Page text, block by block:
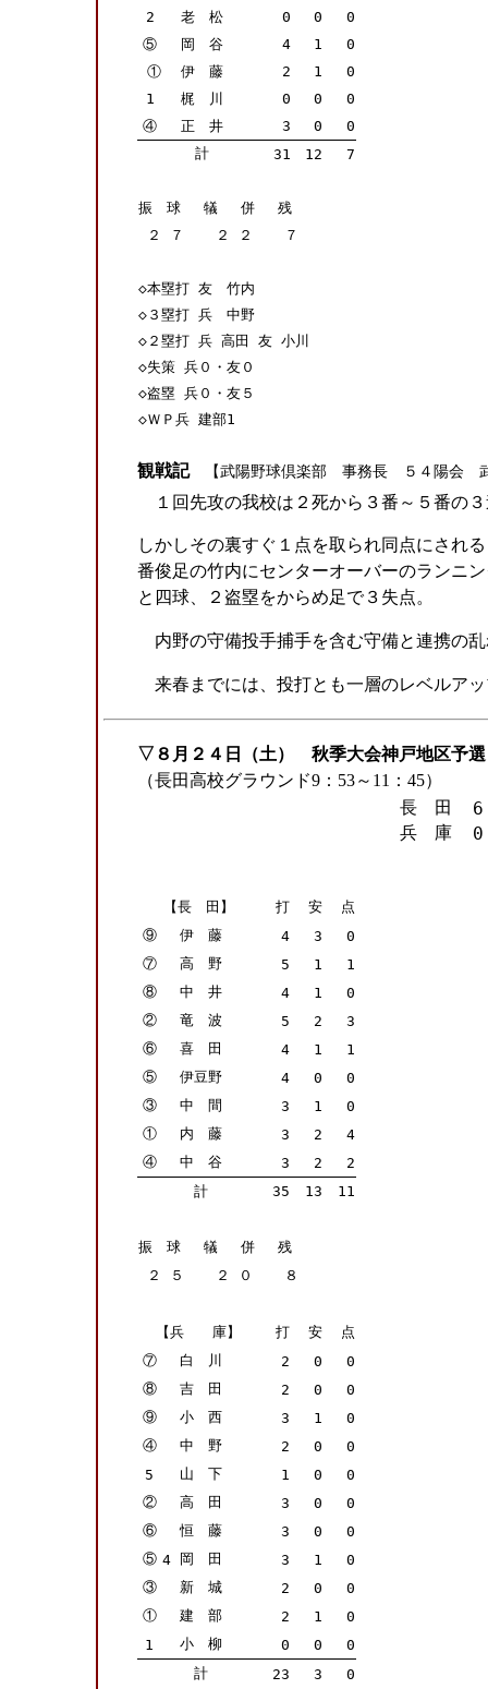
2
老 松 0 0
0
⑤
岡 谷 4 1
0
①
伊 藤 2 1
0
1
梶 川 0 0
0
④
正 井 3 0
0
計
31 12 7
振 球 犠 併 残
２
７ ２ ２ ７
◇本塁打 友 竹内
◇３塁打 兵 中野
◇２塁打 兵 高田 友 小川
◇失策 兵０・友０
◇盗塁 兵０・友５
◇ＷＰ兵 建部1
観戦記 【武陽野球倶楽部 事務長 ５４陽会
１回先攻の我校は２死から３番～５番の
しかしその裏すぐ１点を取られ同点にされ
番俊足の竹内にセンターオーバーのランニ
と四球、２盗塁をからめ足で３失点。
内野の守備投手捕手を含む守備と連携の
来春までには、投打とも一層のレベルア
▽８月２４日（土）
秋季大会神戸地区予
（長田高校グラウンド9：53～11：45）
長 田
6
兵 庫
0
【長 田】 打 安
点
⑨
伊 藤 4 3
0
⑦
高 野 5 1
1
⑧
中 井 4 1
0
②
竜 波 5 2
3
⑥
喜 田 4 1
1
⑤
伊豆野 4 0
0
③
中 間 3 1
0
①
内 藤 3 2
4
④
中 谷 3 2
2
計
35 13 11
振 球 犠 併 残
２
５ ２ ０ ８
【兵 庫】 打 安
点
⑦
白 川 2 0
0
⑧
吉 田 2 0
0
⑨
小 西 3 1
0
④
中 野 2 0
0
5
山 下 1 0
0
②
高 田 3 0
0
⑥
恒 藤 3 0
0
⑤ 4 岡 田 3 1
0
③
新 城 2 0
0
①
建 部 2 1
0
1
小 柳 0 0
0
計
23 3 0